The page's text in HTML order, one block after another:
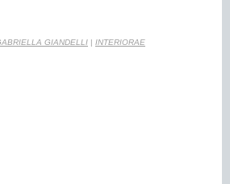
GIANDELLI | INTERIORAE